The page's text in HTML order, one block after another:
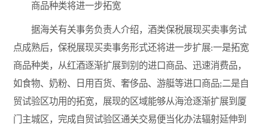
商品种类将进一步拓宽
据海关有关事务负责人介绍，酒类保税展现买卖事务试
点成熟后，保税展现买卖事务形式还将进一步扩展:一是拓宽
商品种类，从红酒逐渐扩展到别的进口商品、迅速消费品，
如食物、奶粉、日用百货、奢侈品、游艇等进口商品;二是自
贸试验区功用的拓宽，展现的区域能够从海沧逐渐扩展到厦
门主城区，完成自贸试验区通关交易便当化办法辐射延伸到